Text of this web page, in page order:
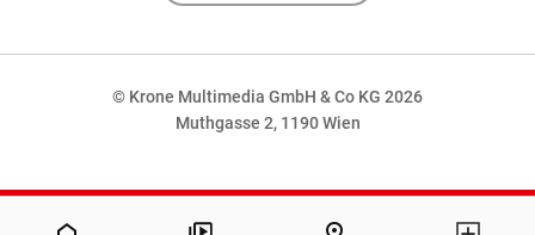
© Krone Multimedia GmbH & Co KG 2026
Muthgasse 2, 1190 Wien
NaN%